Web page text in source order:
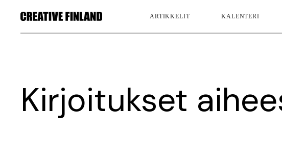
ARTIKKELIT KALENTERI
Kirjoitukset